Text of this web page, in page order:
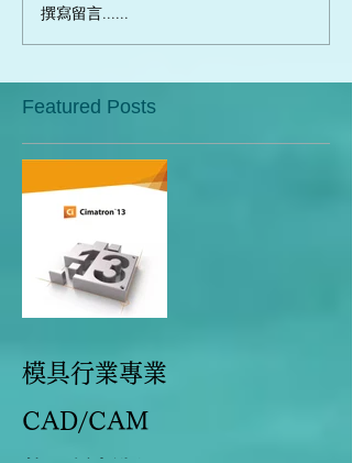
撰寫留言......
Featured Posts
模具行業專業
CAD/CAM